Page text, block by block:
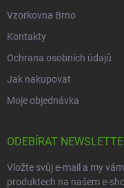
Vzorkovna Brno
Kontakty
Ochrana osobních údajů
Jak nakupovat
Moje objednávka
ODEBÍRAT
Vložte svůj e-mail a my
produktech na našem e-